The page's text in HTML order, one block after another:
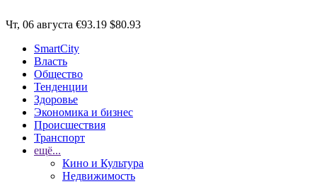
Чт, 06 августа €93.19 $80.93
SmartCity
Власть
Общество
Тенденции
Здоровье
Экономика и бизнес
Происшествия
Транспорт
ещё...
Кино и Культура
Недвижимость